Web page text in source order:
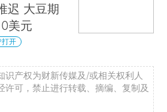
迟 大豆期
美元
打开
识产权为财新传媒及/或相关权利人
许可，禁止进行转载、摘编、复制及